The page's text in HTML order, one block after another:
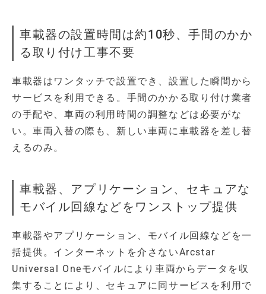
車載器の設置時間は約10秒、手間のかか
る取り付け工事不要
車載器はワンタッチで設置でき、設置した瞬間から
サービスを利用できる。手間のかかる取り付け業者
の手配や、車両の利用時間の調整などは必要がな
い。車両入替の際も、新しい車両に車載器を差し替
えるのみ。
車載器、アプリケーション、セキュアな
モバイル回線などをワンストップ提供
車載器やアプリケーション、モバイル回線などを一
括提供。インターネットを介さないArcstar
Universal Oneモバイルにより車両からデータを収
集することにより、セキュアに同サービスを利用で